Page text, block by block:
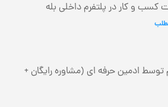
کسب و کار در پلتفرم داخلی بله
توسط ادمین حرفه ای (مشاوره رایگان +